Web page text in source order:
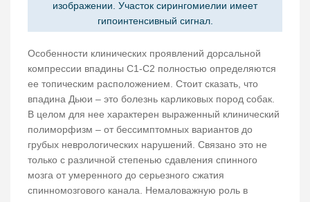
изображении. Участок сирингомиелии имеет
гипоинтенсивный сигнал.
Особенности клинических проявлений дорсальной
компрессии впадины С1-С2 полностью определяются
ее топическим расположением. Стоит сказать, что
впадина Дьюи – это болезнь карликовых пород собак.
В целом для нее характерен выраженный клинический
полиморфизм – от бессимптомных вариантов до
грубых неврологических нарушений. Связано это не
только с различной степенью сдавления спинного
мозга от умеренного до серьезного сжатия
спинномозгового канала. Немаловажную роль в